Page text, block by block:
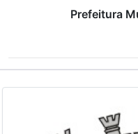
Prefeitura